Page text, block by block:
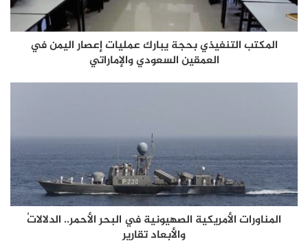
المكتب التنفيذي بحجة يبارك عمليات إعصار اليمن في
العمقين السعودي والإماراتي
المناورات الأمريكية الصهيونية في البحر الأحمر.. الدلالاتُ
والأبعاد تقارير